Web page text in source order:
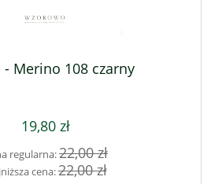
- Merino 108 czarny
19,80 zł
regularna:22,00 zł
cena:22,00 zł